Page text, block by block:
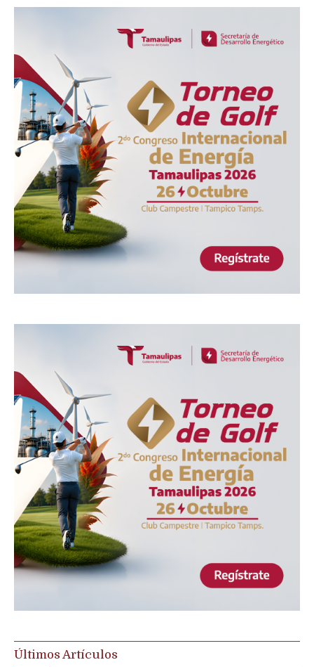
Últimos Artículos